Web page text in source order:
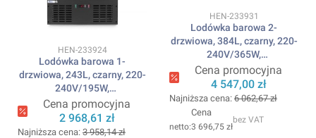
Kod produktu
HEN-233924
Lodówka barowa 1-
drzwiowa, 243L, czarny, 220-
240V/195W,
600x530x(H)1820mm
ARKTIC
Cena promocyjna
2 968,61 zł
Najniższa cena: 3 958,14 zł
Kod produktu
HEN-233931
Lodówka barowa 2-
drzwiowa, 384L, czarny, 220-
240V/365W,
900x530x(H)1820mm
ARKTIC
Cena promocyjna
4 547,00 zł
Najniższa cena: 6 062,67 zł
Cena
3 696,75 zł
bez VAT